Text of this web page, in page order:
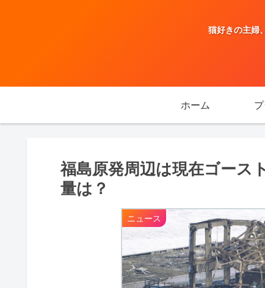
猫好きの主婦
ホーム
福島原発周辺は現在ゴース
量は？
ニュース